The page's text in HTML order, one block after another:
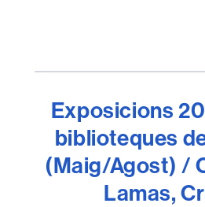
Exposicions
biblioteques
(Maig/Agost) /
Lamas,